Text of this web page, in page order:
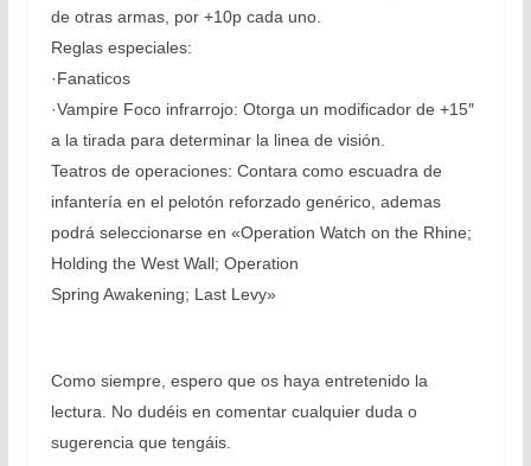
de otras armas, por +10p cada uno.
Reglas especiales:
·Fanaticos
·Vampire Foco infrarrojo: Otorga un modificador de +15″
a la tirada para determinar la linea de visión.
Teatros de operaciones: Contara como escuadra de
infantería en el pelotón reforzado genérico, ademas
podrá seleccionarse en «Operation Watch on the Rhine;
Holding the West Wall; Operation
Spring Awakening; Last Levy»
Como siempre, espero que os haya entretenido la
lectura. No dudéis en comentar cualquier duda o
sugerencia que tengáis.